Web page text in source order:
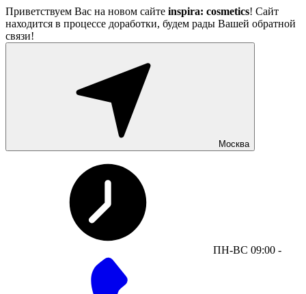
Приветствуем Вас на новом сайте inspira: cosmetics! Сайт
находится в процессе доработки, будем рады Вашей обратной
связи!
Москва
ПН-ВС 09:00 -